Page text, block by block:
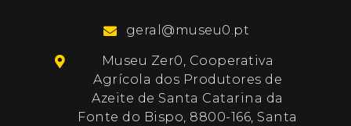
geral@museu0.pt
Museu Zer0, Cooperativa
Agrícola dos Produtores de
Azeite de Santa Catarina da
Fonte do Bispo, 8800-166, Santa